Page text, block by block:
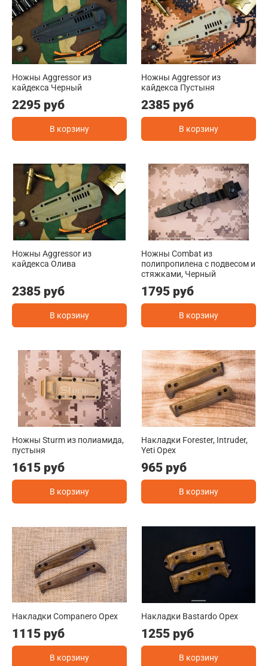
Ножны Aggressor из
кайдекса Черный
2295 руб
В корзину
Ножны Aggressor из
кайдекса Пустыня
2385 руб
В корзину
Ножны Aggressor из
кайдекса Олива
2385 руб
В корзину
Ножны Combat из
полипропилена с подвесом и
стяжками, Черный
1795 руб
В корзину
Ножны Sturm из полиамида,
пустыня
1615 руб
В корзину
Накладки Forester, Intruder,
Yeti Орех
965 руб
В корзину
Накладки Companero Орех
1115 руб
В корзину
Накладки Bastardo Орех
1255 руб
В корзину